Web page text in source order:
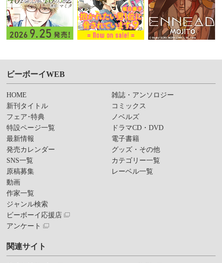
ビーボーイWEB
HOME
新刊タイトル
フェア･特典
特設ページ一覧
最新情報
発売カレンダー
SNS一覧
原稿募集
動画
作家一覧
ジャンル検索
ビーボーイ応援店
アンケート
雑誌・アンソロジー
コミックス
ノベルズ
ドラマCD・DVD
電子書籍
グッズ・その他
カテゴリー一覧
レーベル一覧
関連サイト